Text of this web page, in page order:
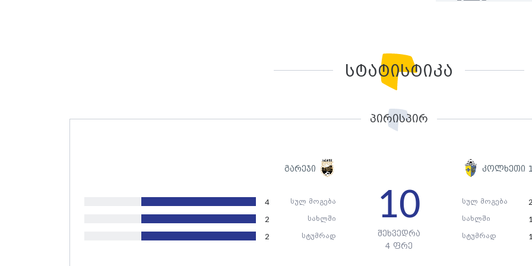
სტატისტიკა
პირისპირ
გარეჯი კოლხეთი
სულ მოგება
4
სახლში
2
სტუმრად
2
სულ მოგება 2
სახლში 1
სტუმრად 1
10
შეხვედრა
4 ფრე